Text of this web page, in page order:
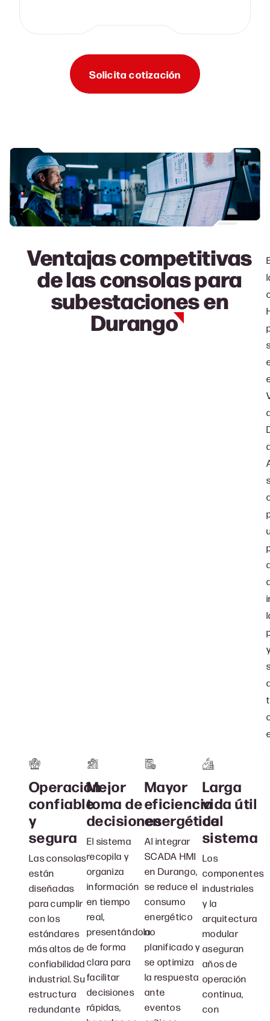
Solicita cotización
Ventajas competitivas
de las consolas para
subestacionesen
Durango
Operación
confiable
y
segura
Las consolas
están
diseñadas
para cumplir
con los
estándares
más altos de
confiabilidad
industrial. Su
estructura
redundante
Mejor
toma de
decisiones
El sistema
recopila y
organiza
información
en tiempo
real,
presentándola
de forma
clara para
facilitar
decisiones
rápidas,
Mayor
eficiencia
energética
Al integrar
SCADA HMI
en Durango,
se reduce el
consumo
energético
no
planificado y
se optimiza
la respuesta
ante
eventos
Larga
vida útil
del
sistema
Los
componentes
industriales
y la
arquitectura
modular
aseguran
años de
operación
continua,
con